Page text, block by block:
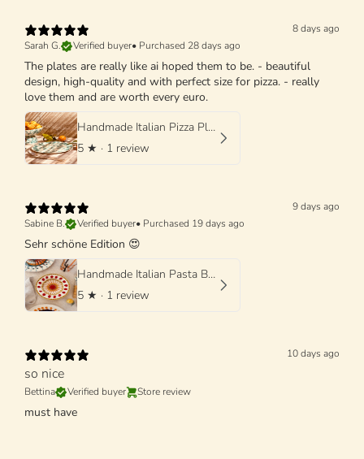
8 days ago
Sarah G.
Verified buyer• Purchased 28 days ago
The plates are really like ai hoped them to be. - beautiful
design, high-quality and with perfect size for pizza. - really
love them and are worth every euro.
Handmade Italian Pizza Plate 33 cm | Schizzato Design
5 ★ · 1 review
9 days ago
Sabine B.
Verified buyer• Purchased 19 days ago
Sehr schöne Edition 😍
Handmade Italian Pasta Bowl 25 cm | Cappello di Prete "Mutti Edition"
5 ★ · 1 review
10 days ago
so nice
Bettina Verified buyer Store review
must have